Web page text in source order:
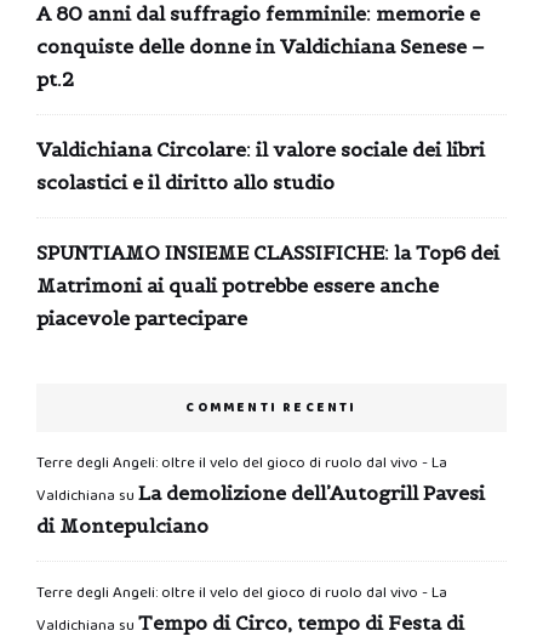
A 80 anni dal suffragio femminile: memorie e
conquiste delle donne in Valdichiana Senese –
pt.2
Valdichiana Circolare: il valore sociale dei libri
scolastici e il diritto allo studio
SPUNTIAMO INSIEME CLASSIFICHE: la Top6 dei
Matrimoni ai quali potrebbe essere anche
piacevole partecipare
COMMENTI RECENTI
Terre degli Angeli: oltre il velo del gioco di ruolo dal vivo - La
Valdichiana su La demolizione dell’Autogrill Pavesi
di Montepulciano
Terre degli Angeli: oltre il velo del gioco di ruolo dal vivo - La
Valdichiana su Tempo di Circo, tempo di Festa di